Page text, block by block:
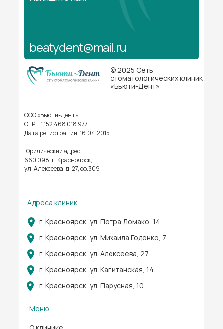
beatydent@mail.ru
© 2025 Сеть
стоматологических клиник
«Бьюти-Дент»
ООО «Бьюти-Дент»
ОГРН 1 152 468 018 977
Дата регистрации: 16.04.2015 г.
Юридический адрес:
660 098, г. Красноярск,
ул. Алексеева, д. 27, оф.309
Меню
г. Красноярск, ул. Парусная, 10
г. Красноярск, ул. Капитанская, 14
г. Красноярск, ул. Алексеева, 27
г. Красноярск, ул. Михаила Годенко, 7
г. Красноярск, ул. Петра Ломако, 14
Адреса клиник